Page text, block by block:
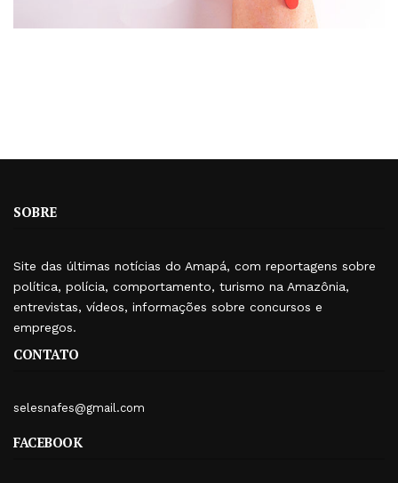
SOBRE
Site das últimas notícias do Amapá, com reportagens sobre
política, polícia, comportamento, turismo na Amazônia,
entrevistas, vídeos, informações sobre concursos e
empregos.
CONTATO
selesnafes@gmail.com
FACEBOOK